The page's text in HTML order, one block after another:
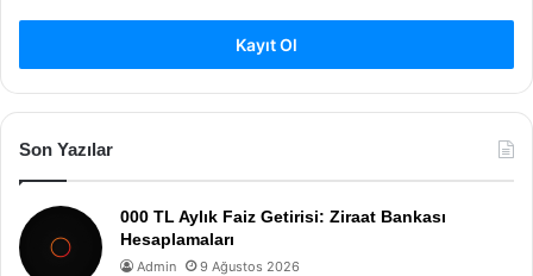
Kayıt Ol
Son Yazılar
000 TL Aylık Faiz Getirisi: Ziraat Bankası
Hesaplamaları
Admin 9 Ağustos 2026